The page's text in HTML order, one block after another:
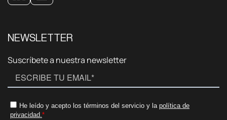
NEWSLETTER
Suscríbete a nuestra newsletter